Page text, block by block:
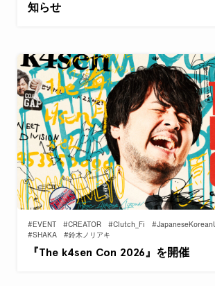
知らせ
#EVENT #CREATOR #Clutch_Fi
#SHAKA
#鈴木ノリアキ
『The k4sen Con 2026』を開催